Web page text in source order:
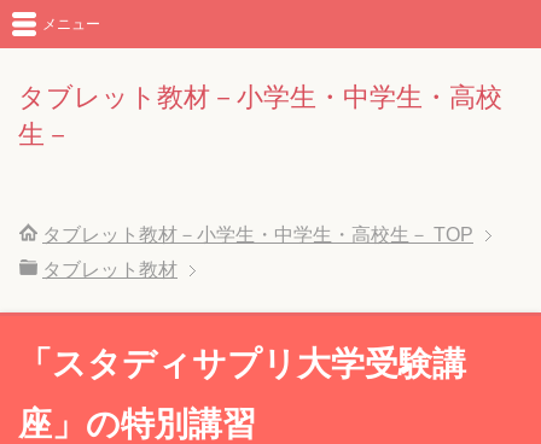
タブレット教材－小学生・中学生・高校
生－
メニュー
タブレット教材－小学生・中学生・高校生－ TOP
タブレット教材
「スタディサプリ大学受験講
座」の特別講習